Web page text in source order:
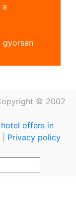
a
gyorsan
© 2002
offers in
Privacy policy